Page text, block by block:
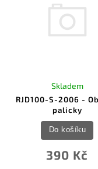
RJD100-S-2006 -
palicky
Skladem
390 Kč
Do košíku